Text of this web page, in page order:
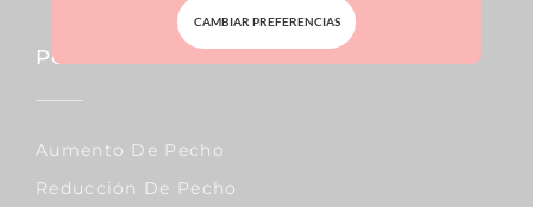
Pecho
Aumento De Pecho
Reducción De Pecho
CAMBIAR PREFERENCIAS